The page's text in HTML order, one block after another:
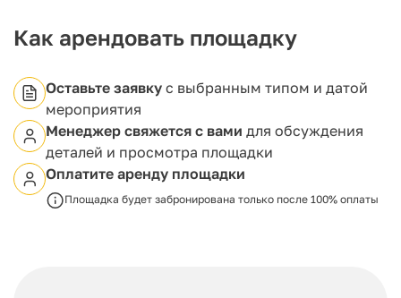
оборудованием, что позволяет проводить
мероприятия на высоком уровне. А панорамный
настоящему запоминающимся.
Как арендовать площадку
Оставьте заявку с выбранным типом и датой
мероприятия
Менеджер свяжется с вами для обсуждения
деталей и просмотра площадки
Оплатите аренду площадки
Площадка будет забронирована только после 100% оплаты